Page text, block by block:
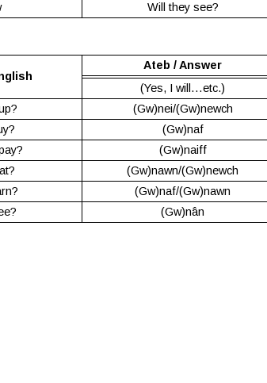
Will they see?
Ateb / Answer
(Yes, I will…etc.)
(Gw)nei/(Gw)newch
(Gw)naf
(Gw)naiff
(Gw)nawn/(Gw)newch
(Gw)naf/(Gw)nawn
(Gw)nân